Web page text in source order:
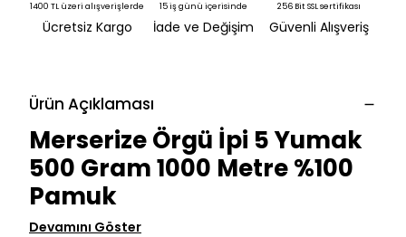
1400 TL üzeri alışverişlerde
Ücretsiz Kargo
15 iş günü içerisinde
İade ve Değişim
256 Bit SSL sertifikası
Güvenli Alışveriş
Ürün Açıklaması
Merserize Örgü İpi 5 Yumak
500 Gram 1000 Metre %100
Pamuk
Devamını Göster